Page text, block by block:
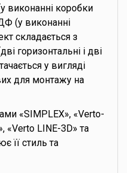
виконанні коробки
(у виконанні
складається з
горизонтальні і дві
у вигляді
для монтажу на
«SIMPLEX», «Verto-
«Verto LINE-3D» та
її стиль та